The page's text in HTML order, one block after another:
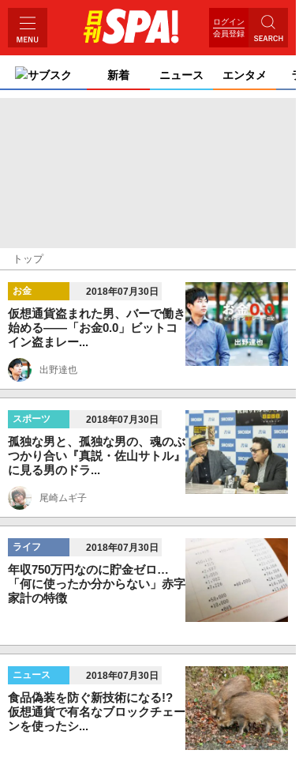
ログイン
会員登録
サブスク 新着 ニュース エンタメ
トップ
お金 2018年07月30日
仮想通貨盗まれた男、バーで働き
始める――「お金0.0」ビットコ
イン盗まレー...
出野達也
スポーツ 2018年07月30日
孤独な男と、孤独な男の、魂のぶ
つかり合い『真説・佐山サトル』
に見る男のドラ...
尾崎ムギ子
ライフ 2018年07月30日
年収750万円なのに貯金ゼロ…
「何に使ったか分からない」赤字
家計の特徴
ニュース 2018年07月30日
食品偽装を防ぐ新技術になる!?
仮想通貨で有名なブロックチェー
ンを使ったシ...